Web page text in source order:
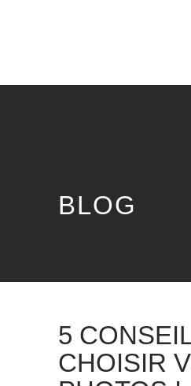
BLOG
5
CHOISIR